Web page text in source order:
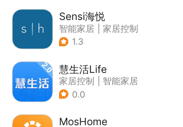
Sensi海悦
智能家居
家居控制
1.3
慧生活Life
家居控制
智能家居
0.0
MosHome